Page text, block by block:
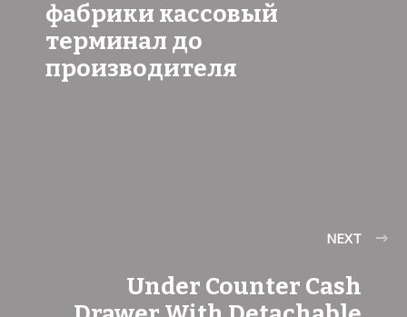
фабрики кассовый
терминал до
производителя
NEXT
Under Counter Cash